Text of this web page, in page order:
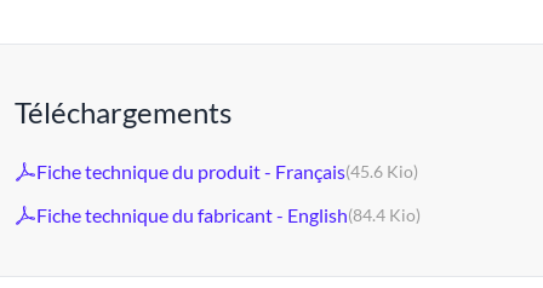
Téléchargements
Fiche technique du produit - Français(45.6 Kio)
Fiche technique du fabricant - English(84.4 Kio)